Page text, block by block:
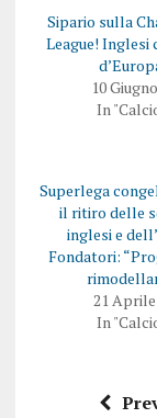
Sipario sulla
League! Inglesi
10
In
Superlega
il ritiro delle
inglesi e
Fondatori:
21 Aprile
In